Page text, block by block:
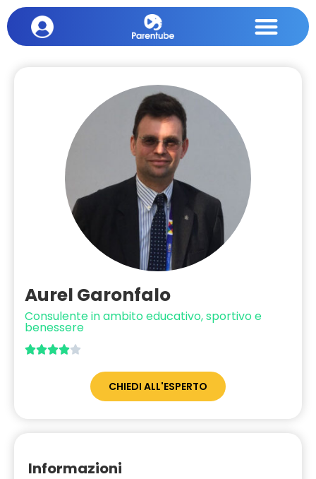
Aurel Garonfalo
Consulente in ambito educativo, sportivo e
benessere

CHIEDI ALL'ESPERTO
Informazioni